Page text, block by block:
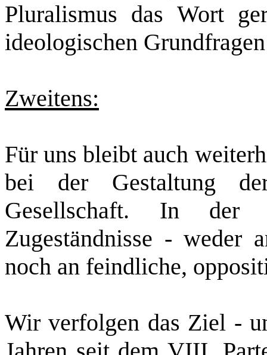
Pluralismus das Wort
ideologischen
Zweitens:
Für uns bleibt auch
bei der Gestaltung
Gesellschaft. In der
Zugeständnisse ‑ weder
noch an feindliche,
Wir verfolgen das Ziel ‑